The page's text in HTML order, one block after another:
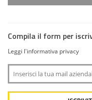
Compila il form per
Leggi l'informativa privacy